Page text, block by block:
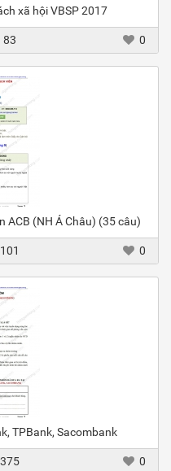
xã hội VBSP 2017
83 0
ACB (NH Á Châu) (35 câu)
101 0
TPBank, Sacombank
375 0